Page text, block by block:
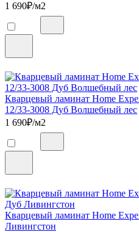
1 690₽/м2
Кварцевый ламинат Home
12/33-3008 Дуб Волшебный лес
1 690₽/м2
Кварцевый ламинат Home
Ливингстон